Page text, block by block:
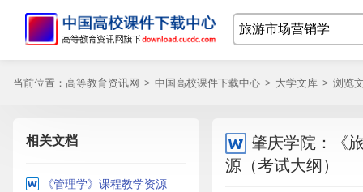
当前位置： 高等教育资讯网 > 中国高校课件下载中心 > 大学文库 > 浏览
相关文档
《管理学》课程教学资源
肇庆学院：《
源（考试大纲）